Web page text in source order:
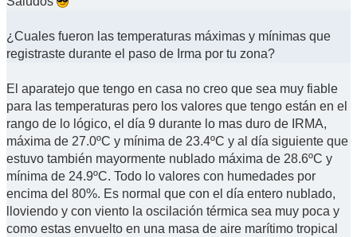
¿Cuales fueron las temperaturas máximas y mínimas que
registraste durante el paso de Irma por tu zona?
El aparatejo que tengo en casa no creo que sea muy fiable
para las temperaturas pero los valores que tengo están en el
rango de lo lógico, el día 9 durante lo mas duro de IRMA,
máxima de 27.0ºC y mínima de 23.4ºC y al día siguiente que
estuvo también mayormente nublado máxima de 28.6ºC y
mínima de 24.9ºC. Todo lo valores con humedades por
encima del 80%. Es normal que con el día entero nublado,
lloviendo y con viento la oscilación térmica sea muy poca y
como estas envuelto en una masa de aire marítimo tropical